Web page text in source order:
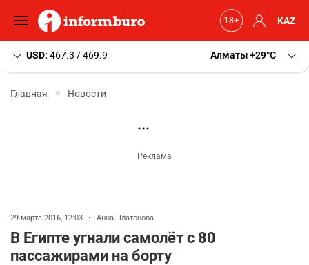
KAZ
USD: 467.3 / 469.9 Алматы+29 C
Главная Новости
29 марта 2016, 12:03 • Анна Платонова
В Египте угнали самолёт с 80
пассажирами на борту